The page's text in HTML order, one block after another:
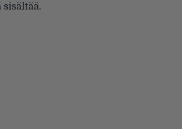
sisältää.